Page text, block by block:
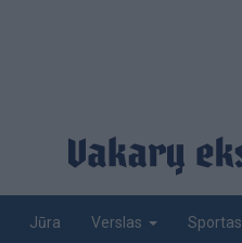
Jūra Verslas Sportas